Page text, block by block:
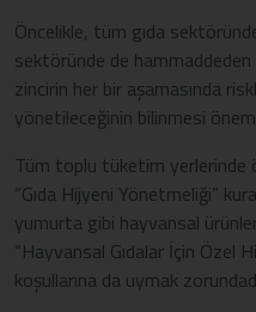
Öncelikle, tüm gıda
sektöründe de
zincirin her bir aşamasında
yönetileceğinin bilinmesi
Tüm toplu tüketim yerlerinde
“Gıda Hijyeni Yönetmeliği”
yumurta gibi hayvansal
“Hayvansal Gıdalar İçin Özel
koşullarına da uymak